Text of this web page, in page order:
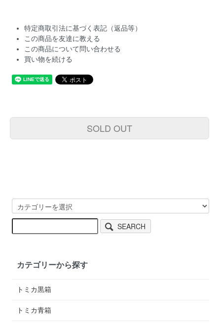
特定商取引法に基づく表記（返品等）
この商品を友達に教える
この商品について問い合わせる
買い物を続ける
SOLD OUT
SEARCH
カテゴリーから探す
トミカ黒箱
トミカ青箱